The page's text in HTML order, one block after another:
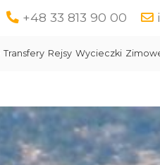
+48 33 813 90 00
Transfery Rejsy Wycieczki